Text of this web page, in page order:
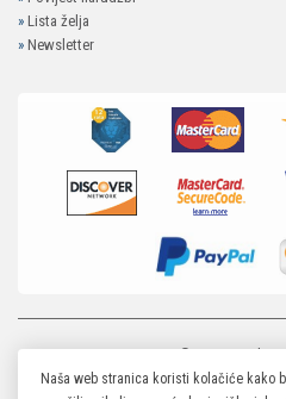
» Lista želja
» Newsletter
MP-ELEKTRONIKA SHOP© 2026.
Unatoč tome, ne možemo garantirati
Naša web stranica koristi kolačiće kako